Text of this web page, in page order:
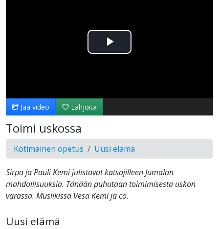
Toista
Jaa video Lahjoita
Toimi uskossa
Kotimainen opetus Uusi elämä
Sirpa ja Pauli Kemi julistavat katsojilleen Jumalan
mahdollisuuksia. Tänään puhutaan toimimisesta uskon
varassa. Musiikissa Vesa Kemi ja co.
Uusi elämä